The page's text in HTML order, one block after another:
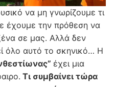
να μη γνωρίζουμε τι
έχουμε την πρόθεση να
σε μας. Αλλά δεν
όλο αυτό το σκηνικό… Η
έχει μια
Τι συμβαίνει τώρα